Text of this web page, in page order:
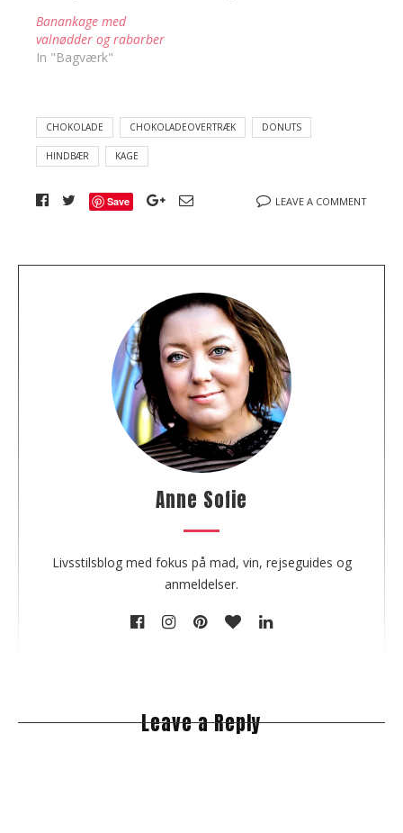
Banankage med
valnødder og rabarber
In "Bagværk"
CHOKOLADE CHOKOLADEOVERTRÆK DONUTS
HINDBÆR KAGE
Save LEAVE A COMMENT
Anne Sofie
Livsstilsblog med fokus på mad, vin, rejseguides og
anmeldelser.
Leave a Reply